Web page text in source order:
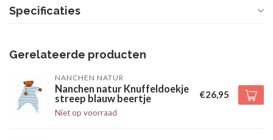
Specificaties
Gerelateerde producten
NANCHEN NATUR
Nanchen natur Knuffeldoekje
streep blauw beertje
Niet op voorraad
€26,95